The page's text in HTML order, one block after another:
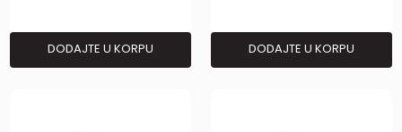
DODAJTE U KORPU DODAJTE U KORPU